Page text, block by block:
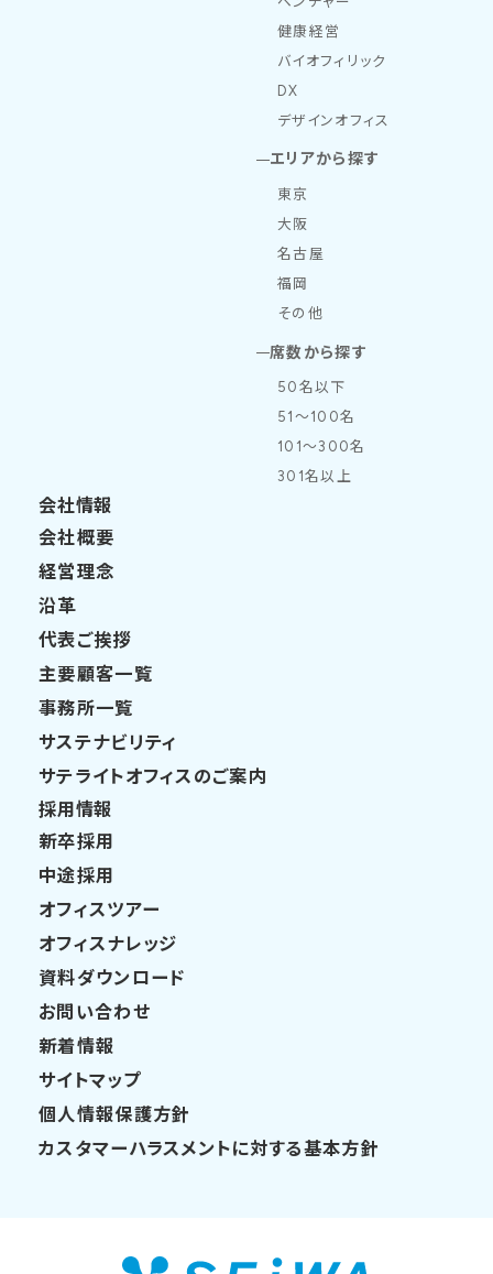
健康経営
バイオフィリック
DX
デザインオフィス
エリアから探す
東京
大阪
名古屋
福岡
その他
席数から探す
50名以下
51～100名
101～300名
301名以上
会社情報
会社概要
経営理念
沿革
代表ご挨拶
主要顧客一覧
事務所一覧
サステナビリティ
サテライトオフィスのご案内
採用情報
新卒採用
中途採用
オフィスツアー
オフィスナレッジ
資料ダウンロード
お問い合わせ
新着情報
サイトマップ
個人情報保護方針
カスタマーハラスメントに対する基本方針